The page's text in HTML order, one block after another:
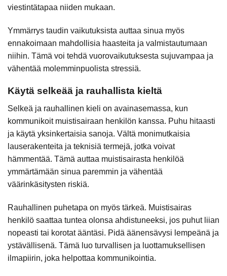
viestintätapaa niiden mukaan.
Ymmärrys taudin vaikutuksista auttaa sinua myös
ennakoimaan mahdollisia haasteita ja valmistautumaan
niihin. Tämä voi tehdä vuorovaikutuksesta sujuvampaa ja
vähentää molemminpuolista stressiä.
Käytä selkeää ja rauhallista kieltä
Selkeä ja rauhallinen kieli on avainasemassa, kun
kommunikoit muistisairaan henkilön kanssa. Puhu hitaasti
ja käytä yksinkertaisia sanoja. Vältä monimutkaisia
lauserakenteita ja teknisiä termejä, jotka voivat
hämmentää. Tämä auttaa muistisairasta henkilöä
ymmärtämään sinua paremmin ja vähentää
väärinkäsitysten riskiä.
Rauhallinen puhetapa on myös tärkeä. Muistisairas
henkilö saattaa tuntea olonsa ahdistuneeksi, jos puhut liian
nopeasti tai korotat ääntäsi. Pidä äänensävysi lempeänä ja
ystävällisenä. Tämä luo turvallisen ja luottamuksellisen
ilmapiirin, joka helpottaa kommunikointia.